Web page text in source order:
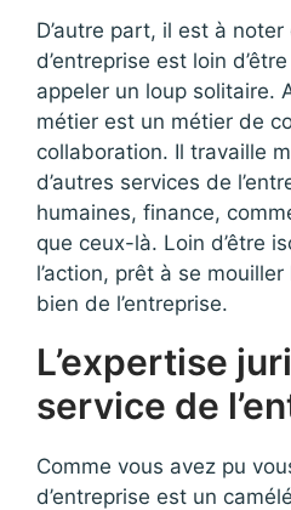
D’autre part, il est à noter
d’entreprise est loin
appeler un loup solitaire.
métier est un métier de
collaboration. Il travaille
d’autres services de
humaines, finance,
que ceux-là. Loin d’être
l’action, prêt à se
bien de l’entreprise.
L’expertise
service de
Comme vous avez pu
d’entreprise est un